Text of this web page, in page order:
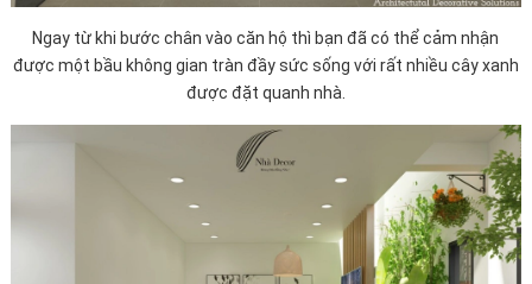
Ngay từ khi bước chân vào căn hộ thì bạn đã có thể cảm nhận
được một bầu không gian tràn đầy sức sống với rất nhiều cây xanh
được đặt quanh nhà.